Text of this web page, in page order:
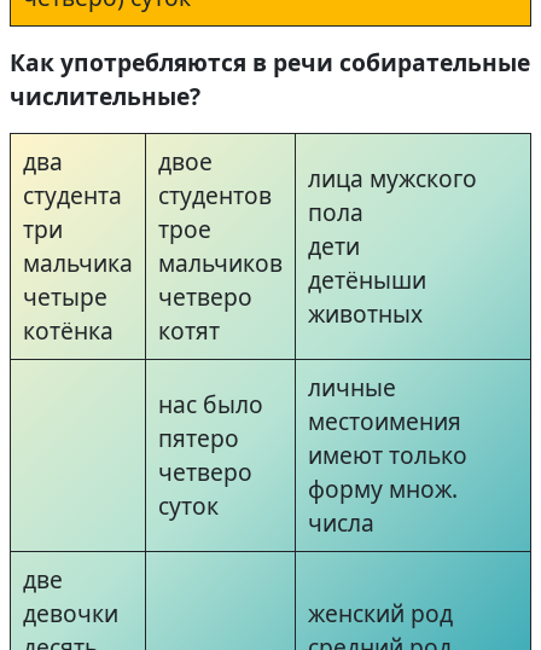
Как употребляются в речи собирательные
числительные?
два
студента
три
мальчика
четыре
котёнка
двое
студентов
трое
мальчиков
четверо
котят
лица мужского
пола
дети
детёныши
животных
нас было
пятеро
четверо
суток
личные
местоимения
имеют только
форму множ.
числа
две
девочки
женский род